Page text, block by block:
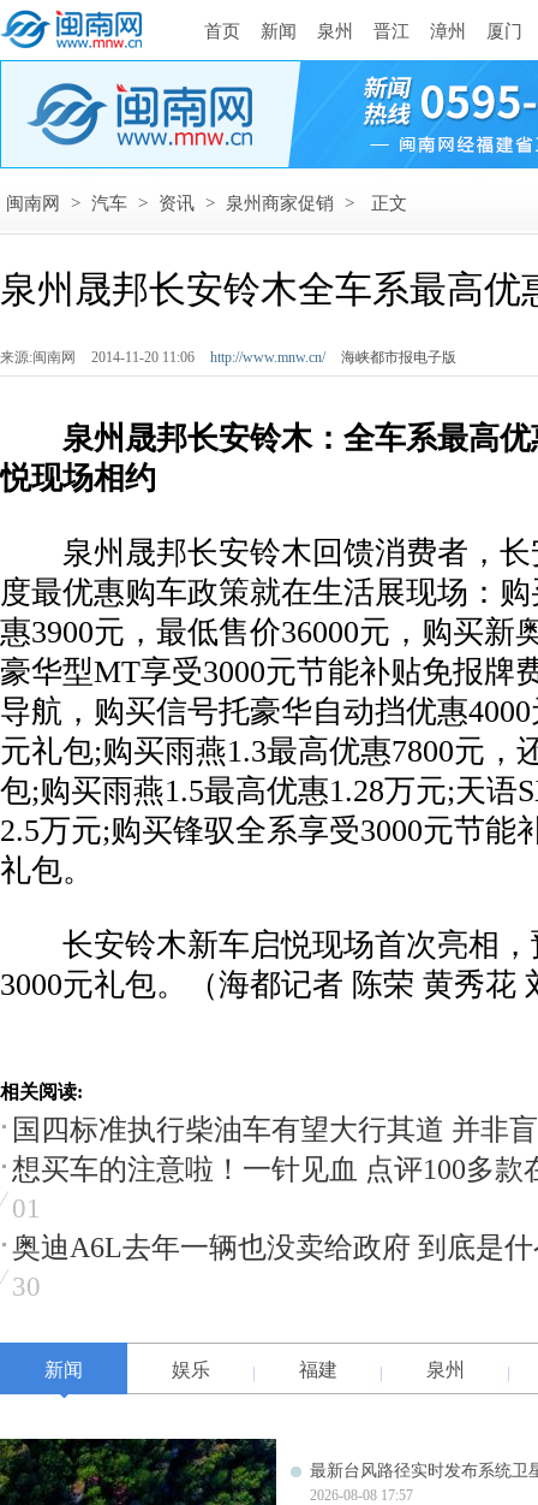
首页 新闻 泉州 晋江 漳州 厦门
闽南网 > 汽车 > 资讯 > 泉州商家促销 > 正文
泉州晟邦长安铃木全车系最高优
来源:闽南网 2014-11-20 11:06 http://www.mnw.cn/ 海峡都市报电子版
泉州晟邦长安铃木：全车系最高优
悦现场相约
泉州晟邦长安铃木回馈消费者，长
度最优惠购车政策就在生活展现场：
惠3900元，最低售价36000元，购买新
豪华型MT享受3000元节能补贴免报牌
导航，购买信号托豪华自动挡优惠
元礼包;购买雨燕1.3最高优惠7800元，
包;购买雨燕1.5最高优惠1.28万元;天语
2.5万元;购买锋驭全系享受3000元节能
礼包。
长安铃木新车启悦现场首次亮相，
3000元礼包。（海都记者 陈荣 黄秀花
相关阅读:
国四标准执行柴油车有望大行其道 并非
想买车的注意啦！一针见血 点评100多款
01
奥迪A6L去年一辆也没卖给政府 到底是
30
新闻 娱乐 福建 泉州
最新台风路径实时发布系统卫
2026-08-08 17:57